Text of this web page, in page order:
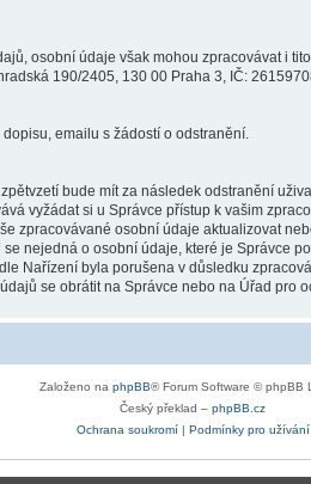
osobní údaje však mohou zpracovávat i
190/2405, 130 00 Praha 3, IČ:
emailu s žádostí o odstranění.
bude mít za následek odstranění
vyžádat si u Správce přístup k vašim
zpracovávané osobní údaje aktualizovat
nejedná o osobní údaje, které je Správce
Nařízení byla porušena v důsledku
se obrátit na Správce nebo na Úřad pro
Založeno na phpBB® Forum Software © phpBB
Český překlad – phpBB.cz
Ochrana soukromí| Podmínky pro užívání